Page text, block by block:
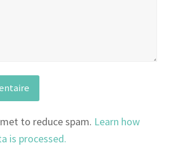
to reduce spam. Learn how
is processed.